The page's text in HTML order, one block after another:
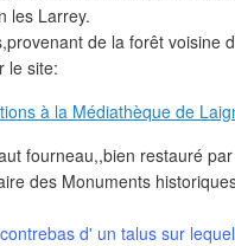
les Larrey.
de la forêt voisine
le site:
fourneau,,bien restauré
des Monuments
d' un talus sur